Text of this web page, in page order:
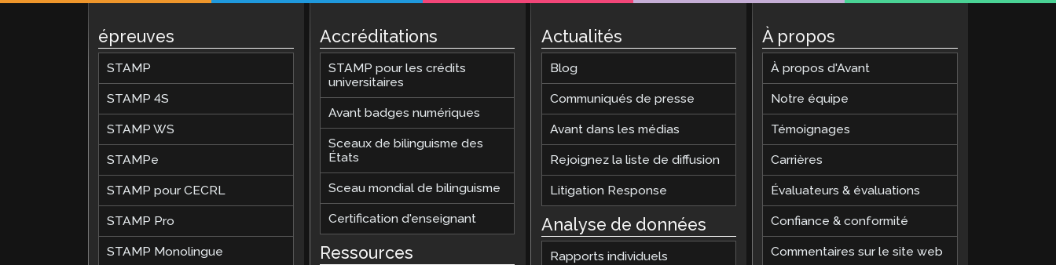
épreuves
STAMP
STAMP 4S
STAMP WS
STAMPe
STAMP pour CECRL
STAMP Pro
STAMP Monolingue
Accréditations
STAMP pour les crédits
universitaires
Avant badges numériques
Sceaux de bilinguisme des
États
Sceau mondial de bilinguisme
Certification d'enseignant
Ressources
Actualités
Blog
Communiqués de presse
Avant dans les médias
Rejoignez la liste de diffusion
Litigation Response
Analyse de données
Rapports individuels
À propos
À propos d'Avant
Notre équipe
Témoignages
Carrières
Évaluateurs & évaluations
Confiance & conformité
Commentaires sur le site web